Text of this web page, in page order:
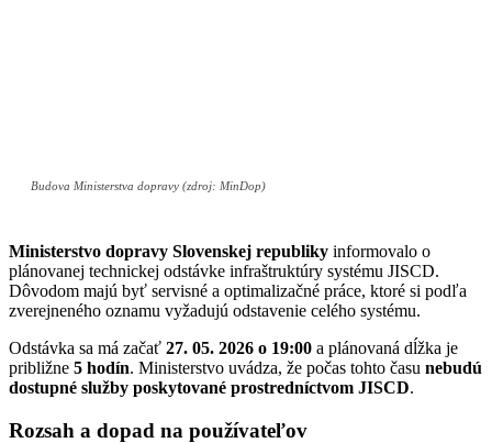
Budova Ministerstva dopravy (zdroj: MinDop)
Ministerstvo dopravy Slovenskej republiky informovalo o
plánovanej technickej odstávke infraštruktúry systému JISCD.
Dôvodom majú byť servisné a optimalizačné práce, ktoré si podľa
zverejneného oznamu vyžadujú odstavenie celého systému.
Odstávka sa má začať 27. 05. 2026 o 19:00 a plánovaná dĺžka je
približne 5 hodín. Ministerstvo uvádza, že počas tohto času nebudú
dostupné služby poskytované prostredníctvom JISCD.
Rozsah a dopad na používateľov